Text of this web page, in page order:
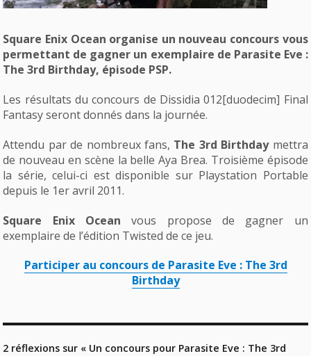
Square Enix Ocean organise un nouveau concours vous
permettant de gagner un exemplaire de Parasite Eve :
The 3rd Birthday, épisode PSP.
Les résultats du concours de Dissidia 012[duodecim] Final
Fantasy seront donnés dans la journée.
Attendu par de nombreux fans, The 3rd Birthdaymettra
de nouveau en scène la belle Aya Brea. Troisième épisode
la série, celui-ci est disponible sur Playstation Portable
depuis le 1er avril 2011.
Square Enix Ocean vous propose de gagner un
exemplaire de l’édition Twisted de ce jeu.
Participer au concours de Parasite Eve : The 3rd
Birthday
2 réflexions sur « Un concours pour Parasite Eve : The 3rd